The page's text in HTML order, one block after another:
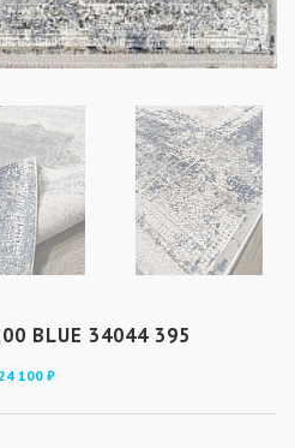
BLUE 34044 395
100 ₽